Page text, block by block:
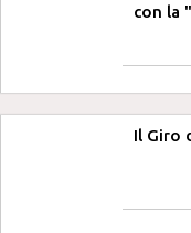
con la
Il Giro